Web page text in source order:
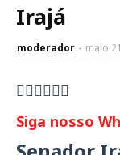
Irajá
moderador maio
👇🏻👇🏻👇🏻
Siga nosso